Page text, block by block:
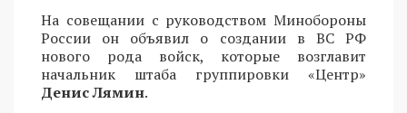
На совещании с руководством Минобороны
России он объявил о создании в ВС РФ
нового рода войск, которые возглавит
начальник штаба группировки «Центр»
Денис Лямин.